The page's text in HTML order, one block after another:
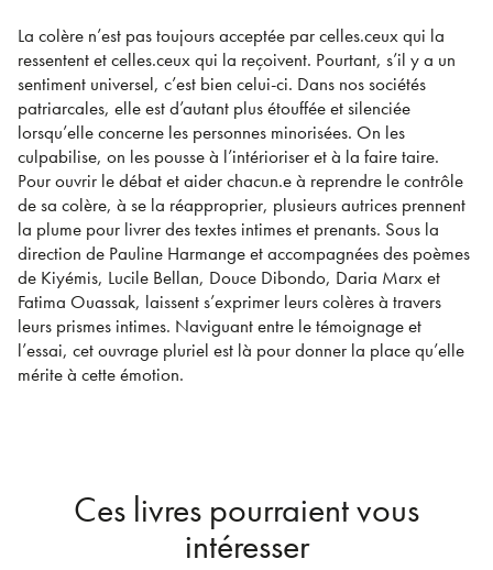
La colère n’est pas toujours acceptée par celles.ceux qui la
ressentent et celles.ceux qui la reçoivent. Pourtant, s’il y a un
sentiment universel, c’est bien celui-ci. Dans nos sociétés
patriarcales, elle est d’autant plus étouffée et silenciée
lorsqu’elle concerne les personnes minorisées. On les
culpabilise, on les pousse à l’intérioriser et à la faire taire.
Pour ouvrir le débat et aider chacun.e à reprendre le contrôle
de sa colère, à se la réapproprier, plusieurs autrices prennent
la plume pour livrer des textes intimes et prenants. Sous la
direction de Pauline Harmange et accompagnées des poèmes
de Kiyémis, Lucile Bellan, Douce Dibondo, Daria Marx et
Fatima Ouassak, laissent s’exprimer leurs colères à travers
leurs prismes intimes. Naviguant entre le témoignage et
l’essai, cet ouvrage pluriel est là pour donner la place qu’elle
mérite à cette émotion.
Ces livres pourraient vous
intéresser